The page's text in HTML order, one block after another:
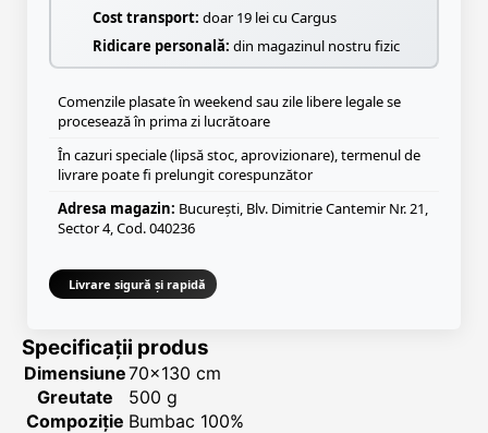
Cost transport: doar 19 lei cu Cargus
Ridicare personală: din magazinul nostru fizic
Comenzile plasate în weekend sau zile libere legale se
procesează în prima zi lucrătoare
În cazuri speciale (lipsă stoc, aprovizionare), termenul de
livrare poate fi prelungit corespunzător
Adresa magazin: București, Blv. Dimitrie Cantemir Nr. 21,
Sector 4, Cod. 040236
Livrare sigură și rapidă
Specificații produs
Dimensiune70x130 cm
Greutate
500 g
Compoziție Bumbac 100%